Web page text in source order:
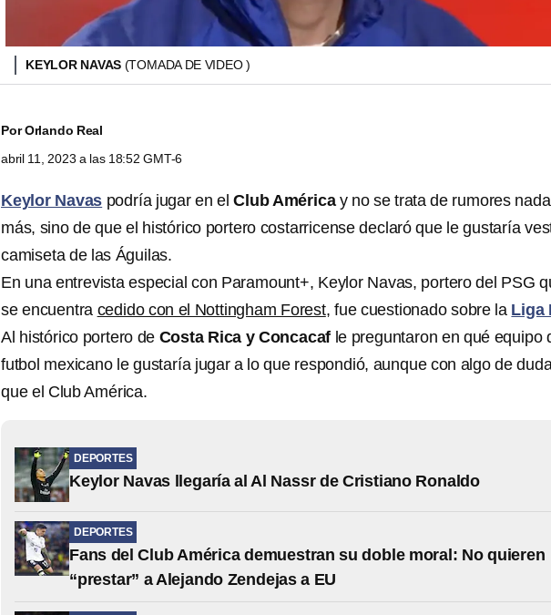
KEYLOR NAVAS (TOMADA DE VIDEO )
PorOrlando Real
abril 11, 2023 a las 18:52 GMT-6
Keylor Navas podría jugar en elClub América y no se trata de rumores nada
más, sino de que el histórico portero costarricense declaró que le gustaría
camiseta de las Águilas.
En una entrevista especial con Paramount+, Keylor Navas, portero del PSG
se encuentra cedido con el Nottingham Forest, fue cuestionado sobre la Liga
Al histórico portero de Costa Rica y Concacaf le preguntaron en qué equipo
futbol mexicano le gustaría jugar a lo que respondió, aunque con algo de
que el Club América.
DEPORTES
Keylor Navas llegaría al Al Nassr de Cristiano Ronaldo
DEPORTES
Fans del Club América demuestran su doble moral: No quieren
“prestar” a Alejando Zendejas a EU